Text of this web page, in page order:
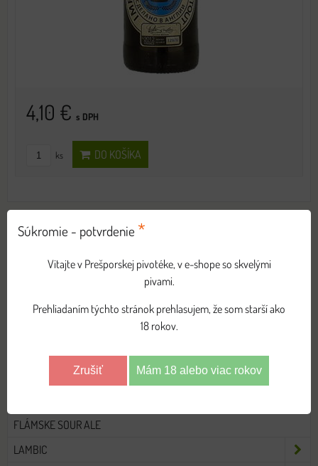
4,10 € s DPH
ks DO KOŠÍKA
VŠETKY PIVÁ
DARČEKOVÉ BALENIA
BELGICKÉ ALE
FLÁMSKE SOUR ALE
LAMBIC
Súkromie - potvrdenie *
Vitajte v Prešporskej pivotéke, v e-shope so skvelými
pivami.
Prehliadaním týchto stránok prehlasujem, že som starší ako
18 rokov.
Zrušiť Mám 18 alebo viac rokov